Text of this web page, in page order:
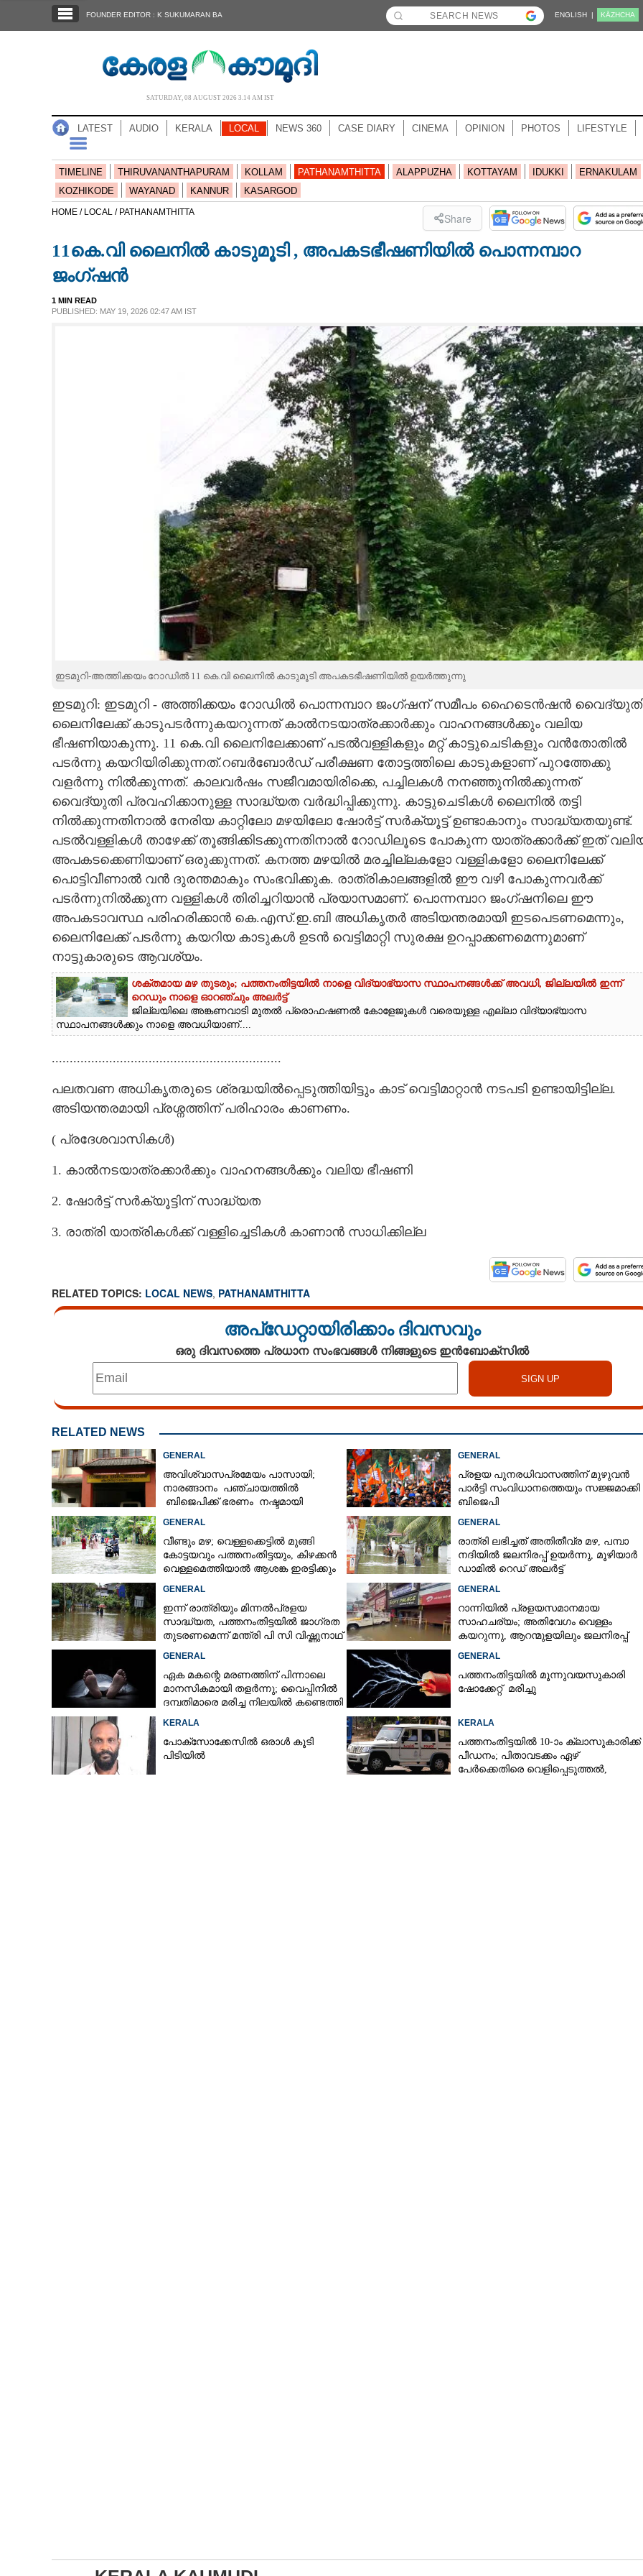
NOTIFIED NEWS
NEWS 360
LITERATURE
FOUNDER EDITOR : K SUKUMARAN BA ENGLISH | KĀZHCHA
SATURDAY, 08 AUGUST 2026 3.14 AM IST
LATEST AUDIO KERALA LOCAL NEWS 360 CASE DIARY CINEMA OPINION PHOTOS LIFESTYLE
TIMELINE THIRUVANANTHAPURAM KOLLAM PATHANAMTHITTA ALAPPUZHA KOTTAYAM IDUKKI
ERNAKULAM
KOZHIKODE
WAYANAD KANNUR KASARGOD
HOME / LOCAL / PATHANAMTHITTA Share
11കെ.വി ലൈനിൽ കാടുമൂടി , അപകടഭീഷണിയിൽ പൊന്നമ്പാറ
ജംഗ്ഷൻ
1 MIN READ
PUBLISHED: MAY 19, 2026 02:47 AM IST
ഇടമുറി-അത്തിക്കയം റോഡിൽ 11 കെ.വി ലൈനിൽ കാടുമൂടി അപകടഭീഷണിയിൽ ഉയർത്തുന്നു
ഇടമുറി: ഇടമുറി - അത്തിക്കയം റോഡിൽ പൊന്നമ്പാറ ജംഗ്ഷന് സമീപം ഹൈടെൻഷൻ
ലൈനിലേക്ക് കാടുപടർന്നുകയറുന്നത് കാൽനടയാത്രക്കാർക്കും വാഹനങ്ങൾക്കും വലിയ
ഭീഷണിയാകുന്നു. 11 കെ.വി ലൈനിലേക്കാണ് പടൽവള്ളികളും മറ്റ് കാട്ടുചെടികളും വൻതോതിൽ
പടർന്നു കയറിയിരിക്കുന്നത്.റബർബോർഡ് പരീക്ഷണ തോട്ടത്തിലെ കാടുകളാണ് പുറത്തേക്കു
വളർന്നു നിൽക്കുന്നത്. കാലവർഷം സജീവമായിരിക്കെ, പച്ചിലകൾ നനഞ്ഞുനിൽക്കുന്നത്
വൈദ്യുതി പ്രവഹിക്കാനുള്ള സാദ്ധ്യത വർദ്ധിപ്പിക്കുന്നു. കാട്ടുചെടികൾ ലൈനിൽ തട്ടി
നിൽക്കുന്നതിനാൽ നേരിയ കാറ്റിലോ മഴയിലോ ഷോർട്ട് സർക്യൂട്ട് ഉണ്ടാകാനും സാദ്ധ്യതയുണ്ട്.
പടൽവള്ളികൾ താഴേക്ക് തൂങ്ങിക്കിടക്കുന്നതിനാൽ റോഡിലൂടെ പോകുന്ന യാത്രക്കാർക്ക് ഇത്
അപകടക്കെണിയാണ് ഒരുക്കുന്നത്. കനത്ത മഴയിൽ മരച്ചില്ലകളോ വള്ളികളോ ലൈനിലേക്ക്
പൊട്ടിവീണാൽ വൻ ദുരന്തമാകും സംഭവിക്കുക. രാത്രികാലങ്ങളിൽ ഈ വഴി പോകുന്നവർക്ക്
പടർന്നുനിൽക്കുന്ന വള്ളികൾ തിരിച്ചറിയാൻ പ്രയാസമാണ്. പൊന്നമ്പാറ ജംഗ്ഷനിലെ ഈ
അപകടാവസ്ഥ പരിഹരിക്കാൻ കെ.എസ്.ഇ.ബി അധികൃതർ അടിയന്തരമായി ഇടപെടണമെന്നും,
ലൈനിലേക്ക് പടർന്നു കയറിയ കാടുകൾ ഉടൻ വെട്ടിമാറ്റി സുരക്ഷ ഉറപ്പാക്കണമെന്നുമാണ്
നാട്ടുകാരുടെ ആവശ്യം.
ശക്തമായ മഴ തുടരും; പത്തനംതിട്ടയിൽ നാളെ വിദ്യാഭ്യാസ സ്ഥാപനങ്ങൾക്ക് അവധി,​ ജില്ലയിൽ ഇന്ന്
റെ‌ഡും നാളെ ഓറഞ്ചും അലർട്ട്
ജില്ലയിലെ അങ്കണവാടി മുതൽ പ്രൊഫഷണൽ കോളേജുകൾ വരെയുള്ള എല്ലാ വിദ്യാഭ്യാസ
സ്ഥാപനങ്ങൾക്കും നാളെ അവധിയാണ്....
................................................................
പലതവണ അധികൃതരുടെ ശ്രദ്ധയിൽപ്പെടുത്തിയിട്ടും കാട് വെട്ടിമാറ്റാൻ നടപടി ഉണ്ടായിട്ടില്ല.
അടിയന്തരമായി പ്രശ്നത്തിന് പരിഹാരം കാണണം.
( പ്രദേശവാസികൾ)
1. കാൽനടയാത്രക്കാർക്കും വാഹനങ്ങൾക്കും വലിയ ഭീഷണി
2. ഷോർട്ട് സർക്യൂട്ടിന് സാദ്ധ്യത
3. രാത്രി യാത്രികൾക്ക് വള്ളിച്ചെടികൾ കാണാൻ സാധിക്കില്ല
RELATED TOPICS: LOCAL NEWS, PATHANAMTHITTA
അപ്ഡേറ്റായിരിക്കാം ദിവസവും
ഒരു ദിവസത്തെ പ്രധാന സംഭവങ്ങൾ നിങ്ങളുടെ ഇൻബോക്സിൽ
RELATED NEWS
GENERAL
അവിശ്വാസപ്രമേയം പാസായി;
നാരങ്ങാനം പഞ്ചായത്തിൽ
ബിജെപിക്ക് ഭരണം നഷ്ടമായി
GENERAL
പ്രളയ പുനരധിവാസത്തിന് മുഴുവൻ
പാർട്ടി സംവിധാനത്തെയും സജ്ജമാക്കി
ബിജെപി
GENERAL
വീണ്ടും മഴ; വെള്ളക്കെട്ടിൽ മുങ്ങി
കോട്ടയവും പത്തനംതിട്ടയും, കിഴക്കൻ
വെള്ളമെത്തിയാൽ ആശങ്ക ഇരട്ടിക്കും
GENERAL
രാത്രി ലഭിച്ചത് അതിതീവ്ര മഴ, പമ്പാ
നദിയിൽ ജലനിരപ്പ് ഉയർന്നു, മൂഴിയാർ
ഡാമിൽ റെഡ് അലർട്ട്
GENERAL
ഇന്ന് രാത്രിയും മിന്നൽപ്രളയ
സാദ്ധ്യത,​ പത്തനംതിട്ടയിൽ ജാഗ്രത
തുടരണമെന്ന് മന്ത്രി പി സി വിഷ്ണുനാഥ്
GENERAL
റാന്നിയിൽ പ്രളയസമാനമായ
സാഹചര്യം; അതിവേഗം വെള്ളം
കയറുന്നു, ആറന്മുളയിലും ജലനിരപ്പ്
GENERAL
ഏക മകന്റെ മരണത്തിന് പിന്നാലെ
മാനസികമായി തളർന്നു; വൈപ്പിനിൽ
ദമ്പതിമാരെ മരിച്ച നിലയിൽ കണ്ടെത്തി
GENERAL
പത്തനംതിട്ടയിൽ മൂന്നുവയസുകാരി
ഷോക്കേറ്റ് മരിച്ചു
KERALA
പോക്സോക്കേസിൽ ഒരാൾ കൂടി
പിടിയിൽ
KERALA
പത്തനംതിട്ടയിൽ 10-ാം ക്ലാസുകാരിക്ക്
പീഡനം; പിതാവടക്കം ഏഴ്
പേർക്കെതിരെ വെളിപ്പെടുത്തൽ,
11കെ.വി ലൈനിൽ കാടുമൂടി ,
അപകടഭീഷണിയിൽ പൊന്നമ്പാറ
Copy Link